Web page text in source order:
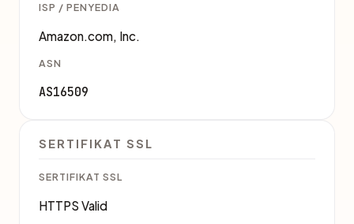
ISP / PENYEDIA
Amazon.com, Inc.
ASN
AS16509
SERTIFIKAT SSL
SERTIFIKAT SSL
HTTPS Valid